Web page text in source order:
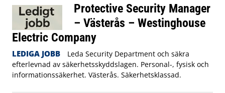
Protective Security Manager
– Västerås – Westinghouse
Electric Company
LEDIGA JOBB
Leda Security Department och säkra
efterlevnad av säkerhetsskyddslagen. Personal-, fysisk och
informationssäkerhet. Västerås. Säkerhetsklassad.